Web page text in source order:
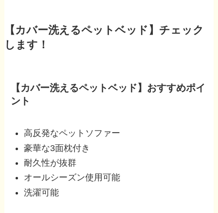
【カバー洗えるペットベッド】チェック
します！
【カバー洗えるペットベッド】おすすめポイ
ント
高反発なペットソファー
豪華な3面枕付き
耐久性が抜群
オールシーズン使用可能
洗濯可能